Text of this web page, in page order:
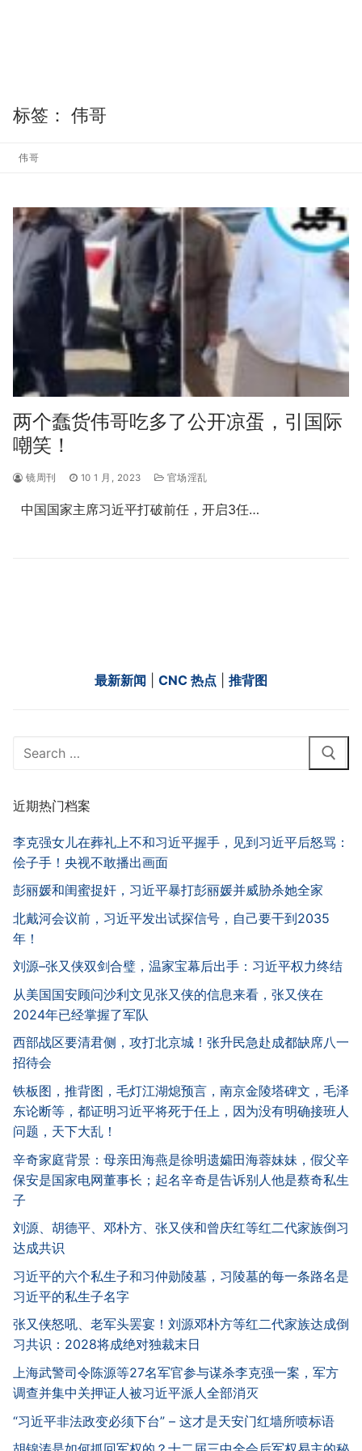
标签： 伟哥
伟哥
两个蠢货伟哥吃多了公开凉蛋，引国际
嘲笑！
镜周刊 10 1 月, 2023 官场淫乱
中国国家主席习近平打破前任，开启3任…
最新新闻 CNC 热点 推背图
Search
近期热门档案
李克强女儿在葬礼上不和习近平握手，见到习近平后怒骂：
侩子手！央视不敢播出画面
彭丽媛和闺蜜捉奸，习近平暴打彭丽媛并威胁杀她全家
北戴河会议前，习近平发出试探信号，自己要干到2035
年！
刘源–张又侠双剑合璧，温家宝幕后出手：习近平权力终结
从美国国安顾问沙利文见张又侠的信息来看，张又侠在
2024年已经掌握了军队
西部战区要清君侧，攻打北京城！张升民急赴成都缺席八一
招待会
铁板图，推背图，毛灯江湖熄预言，南京金陵塔碑文，毛泽
东论断等，都证明习近平将死于任上，因为没有明确接班人
问题，天下大乱！
辛奇家庭背景：母亲田海燕是徐明遗孀田海蓉妹妹，假父辛
保安是国家电网董事长；起名辛奇是告诉别人他是蔡奇私生
子
刘源、胡德平、邓朴方、张又侠和曾庆红等红二代家族倒习
达成共识
习近平的六个私生子和习仲勋陵墓，习陵墓的每一条路名是
习近平的私生子名字
张又侠怒吼、老军头罢宴！刘源邓朴方等红二代家族达成倒
习共识：2028将成绝对独裁末日
上海武警司令陈源等27名军官参与谋杀李克强一案，军方
调查并集中关押证人被习近平派人全部消灭
“习近平非法政变必须下台” – 这才是天安门红墙所喷标语